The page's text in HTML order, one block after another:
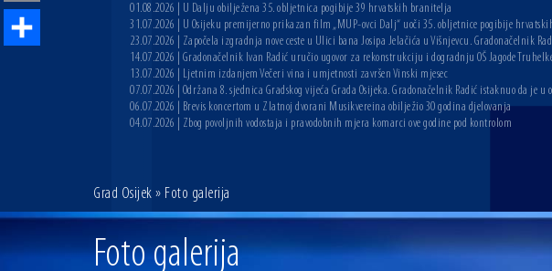
01.08.2026 | U Dalju obilježena 35. obljetnica pogibije 39 hrvatskih branitelja
31.07.2026 | U Osijeku premijerno prikazan film „MUP-ovci Dalj“ uoči 35. obljetnice pogibije
23.07.2026 | Započela izgradnja nove ceste u Ulici bana Josipa Jelačića u Višnjevcu. Gradonačelnik
14.07.2026 | Gradonačelnik Ivan Radić uručio ugovor za rekonstrukciju i dogradnju OŠ Jagode
13.07.2026 | Ljetnim izdanjem Večeri vina i umjetnosti završen Vinski mjesec
07.07.2026 | Održana 8. sjednica Gradskog vijeća Grada Osijeka. Gradonačelnik Radić istaknuo da je
06.07.2026 | Brevis koncertom u Zlatnoj dvorani Musikvereina obilježio 30 godina djelovanja
04.07.2026 | Zbog povoljnih vodostaja i pravodobnih mjera komarci ove godine pod kontrolom
Grad Osijek » Foto galerija
Foto galerija
Email